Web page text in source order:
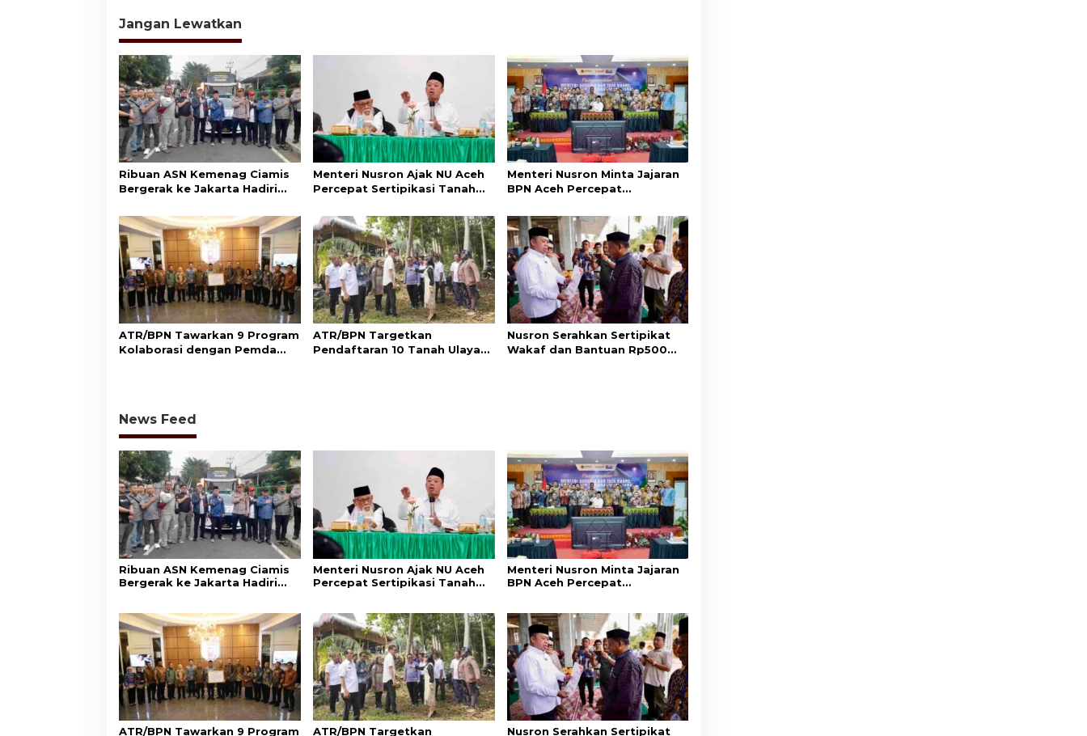
i
g
a
s
i
p
o
s
Jangan Lewatkan
Ribuan ASN Kemenag Ciamis
Bergerak ke Jakarta Hadiri
Menteri Nusron Ajak NU Aceh
Percepat Sertipikasi Tanah
Aset Umat
Menteri Nusron Minta Jajaran
BPN Aceh Percepat
Pertanahan Berbasis
Kepuasan Masyarakat
ATR/BPN Tawarkan 9 Program
Kolaborasi dengan Pemda
ATR/BPN Targetkan
Pendaftaran 10 Tanah Ulayat
Nusron Serahkan Sertipikat
Wakaf dan Bantuan Rp500
News Feed
Ribuan ASN Kemenag Ciamis
Bergerak ke Jakarta Hadiri
Menteri Nusron Ajak NU Aceh
Percepat Sertipikasi Tanah
Menteri Nusron Minta Jajaran
BPN Aceh Percepat
Kepuasan Masyarakat
ATR/BPN Tawarkan 9 Program ATR/BPN Targetkan Nusron Serahkan Sertipikat